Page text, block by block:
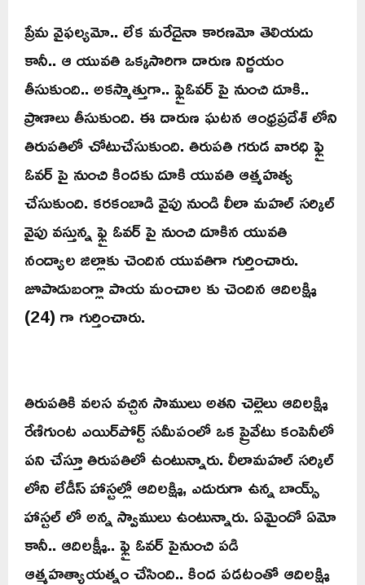
ప్రేమ వైఫల్యమో.. లేక మరేదైనా కారణమో తెలియదు
కానీ.. ఆ యువతి ఒక్కసారిగా దారుణ నిర్ణయం
తీసుకుంది.. అకస్మాత్తుగా.. ఫ్లైఓవర్ పై నుంచి దూకి..
ప్రాణాలు తీసుకుంది. ఈ దారుణ ఘటన ఆంధ్రప్రదేశ్ లోని
తిరుపతిలో చోటుచేసుకుంది. తిరుపతి గరుడ వారధి ఫ్లై
ఓవర్ పై నుంచి కిందకు దూకి యువతి ఆత్మహత్య
చేసుకుంది. కరకంబాడి వైపు నుండి లీలా మహల్ సర్కిల్
వైపు వస్తున్న ఫ్లై ఓవర్ పై నుంచి దూకిన యువతి
నంద్యాల జిల్లాకు చెందిన యువతిగా గుర్తించారు.
జూపాడుబంగ్లా పాయ మంచాల కు చెందిన ఆదిలక్ష్మి
(24) గా గుర్తించారు.
తిరుపతికి వలస వచ్చిన సాములు అతని చెల్లెలు ఆదిలక్ష్మి
రేణిగుంట ఎయిర్‌పోర్ట్ సమీపంలో ఒక ప్రైవేటు కంపెనీలో
పని చేస్తూ తిరుపతిలో ఉంటున్నారు. లీలామహల్ సర్కిల్
లోని లేడీస్ హాస్టల్లో ఆదిలక్ష్మి, ఎదురుగా ఉన్న బాయ్స్
హాస్టల్ లో అన్న స్వాములు ఉంటున్నారు. ఏమైందో ఏమో
కానీ.. ఆదిలక్ష్మీ.. ఫ్లై ఓవర్ పైనుంచి పడి
ఆత్మహత్యాయత్నం చేసింది.. కింద పడటంతో ఆదిలక్ష్మి